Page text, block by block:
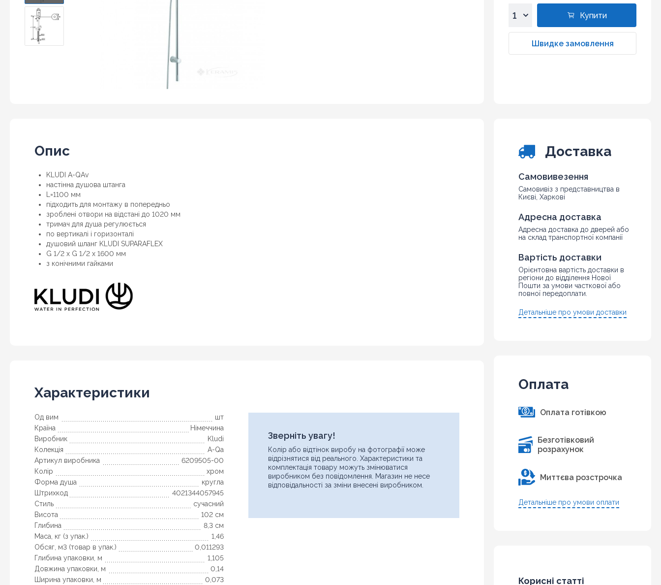
3
Купити
Швидке замовлення
Опис
KLUDI A-QAv
настінна душова штанга
L=1100 мм
підходить для монтажу в попередньо
зроблені отвори на відстані до 1020 мм
тримач для душа регулюється
по вертикалі і горизонталі
душовий шланг KLUDI SUPARAFLEX
G 1/2 x G 1/2 x 1600 мм
з конічними гайками
Характеристики
Од вим
шт
Країна
Німеччина
Виробник
Kludi
Колекція
A-Qa
Артикул виробника
6209505-00
Колір
хром
Форма душа
кругла
Штрихкод
4021344057945
Стиль
сучасний
Висота
102 см
Глибина
8,3 см
Маса, кг (з упак.)
1,46
Обсяг, м3 (товар в упак.)
0,011293
Глибина упаковки, м
1,105
Довжина упаковки, м
0,14
Ширина упаковки, м
0,073
Зверніть увагу!
Колір або відтінок виробу на фотографії може
відрізнятися від реального. Характеристики та
комплектація товару можуть змінюватися
виробником без повідомлення. Магазин не несе
відповідальності за зміни внесені виробником.
Доставка
Самовивезення
Самовивіз з представництва в
Києві, Харкові
Адресна доставка
Адресна доставка до дверей або
на склад транспортної компанії
Вартість доставки
Орієнтовна вартість доставки в
регіони до відділення Нової
Пошти за умови часткової або
повної передоплати.
Детальніше про умови доставки
Оплата
Оплата готівкою
Безготівковий
розрахунок
Миттєва розстрочка
Детальніше про умови оплати
Корисні статті